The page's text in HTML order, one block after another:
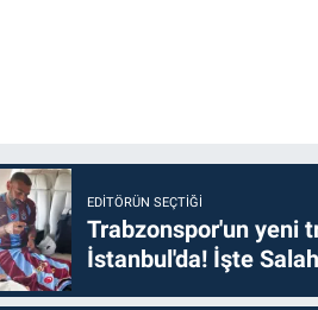
EDITÖRÜN SEÇTIĞI
Trabzonspor'un yeni
İstanbul'da! İşte